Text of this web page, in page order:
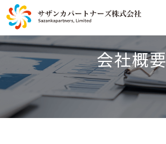
ホーム＞会社概要
会社概要